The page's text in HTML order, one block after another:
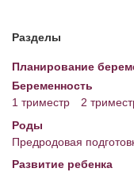
Энциклопедия
МАМИНА
Имена. Святцы
Энциклопедия
Разделы
Планирование
Беременность
1 триместр
2
Роды
Предродовая
Развитие ребенка